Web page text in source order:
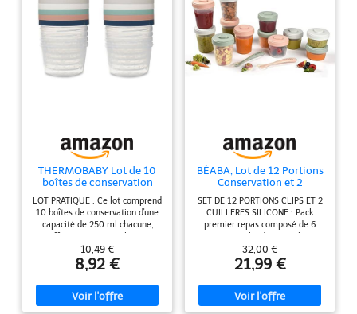
THERMOBABY Lot de 10
boîtes de conservation
bébé 250 ml Fabriquées
en France
LOT PRATIQUE : Ce lot comprend
10 boîtes de conservation d'une
capacité de 250 ml chacune,
pratique pour conserver les
repas de votre bébé.
COMPATIBILITÉ : Les boîtes sont
compatibles avec le micro-
ondes, le congélateur et le lave-
vaisselle, offrant ainsi une
10,49 €
8,92 €
BÉABA, Lot de 12 Portions
Conservation et 2
Pots empilables et
emboîtables, 100%
hermétique, Graduation,
(2x90 ml & 4x150 ml &
6x250ml), Eucalyptus
SET DE 12 PORTIONS CLIPS ET 2
CUILLERES SILICONE : Pack
premier repas composé de 6
portions de 150ml, de 2 portions
de 90ml et de 2 cuillères en
silicones, tout le nécessaire pour
démarrer la diversification
alimentaire de vos tout-petits
SOLIDES ET HERMETIQUES :
32,00 €
21,99 €